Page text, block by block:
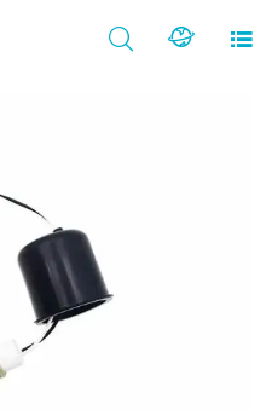
  